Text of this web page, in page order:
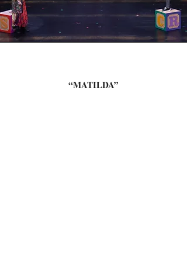
“MATILDA”